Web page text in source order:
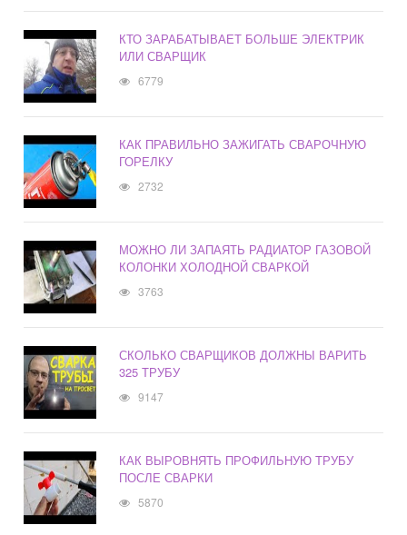
КТО ЗАРАБАТЫВАЕТ БОЛЬШЕ ЭЛЕКТРИК
ИЛИ СВАРЩИК
6779
КАК ПРАВИЛЬНО ЗАЖИГАТЬ СВАРОЧНУЮ
ГОРЕЛКУ
2732
МОЖНО ЛИ ЗАПАЯТЬ РАДИАТОР ГАЗОВОЙ
КОЛОНКИ ХОЛОДНОЙ СВАРКОЙ
3763
СКОЛЬКО СВАРЩИКОВ ДОЛЖНЫ ВАРИТЬ
325 ТРУБУ
9147
КАК ВЫРОВНЯТЬ ПРОФИЛЬНУЮ ТРУБУ
ПОСЛЕ СВАРКИ
5870